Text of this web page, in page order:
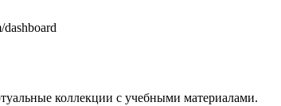
dashboard
коллекции с учебными материалами.